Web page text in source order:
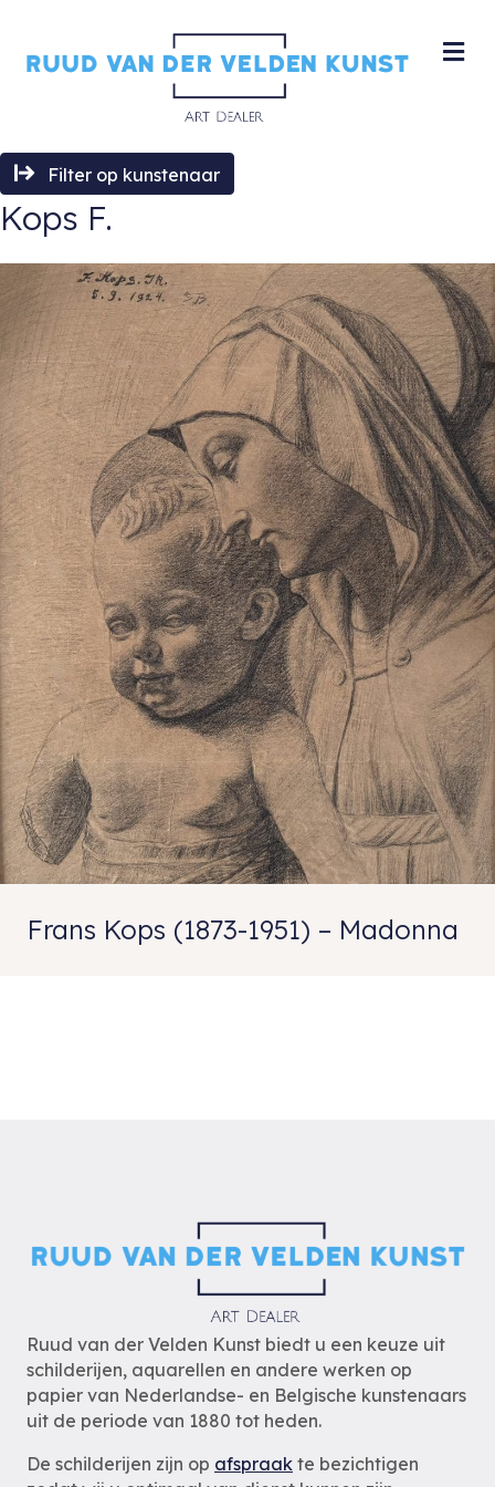
Filter op kunstenaar
Kops F.
Frans Kops (1873-1951) – Madonna
Ruud van der Velden Kunst biedt u een keuze uit
schilderijen, aquarellen en andere werken op
papier van Nederlandse- en Belgische kunstenaars
uit de periode van 1880 tot heden.
De schilderijen zijn op afspraak te bezichtigen